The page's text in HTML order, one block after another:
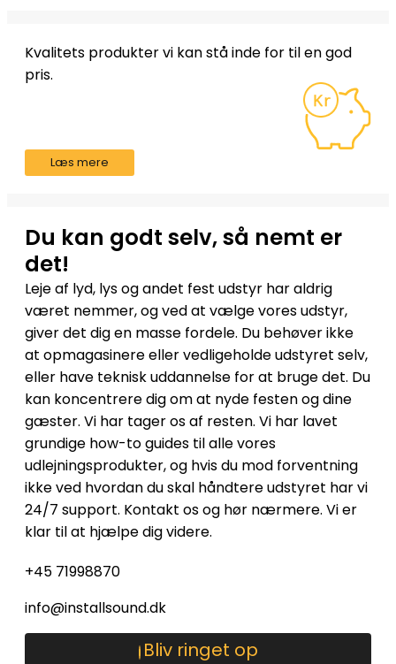
Kvalitets produkter vi kan stå inde for til en god
pris.
Læs mere
Du kan godt selv, så nemt er
det!
Leje af lyd, lys og andet fest udstyr har aldrig
været nemmer, og ved at vælge vores udstyr,
giver det dig en masse fordele. Du behøver ikke
at opmagasinere eller vedligeholde udstyret selv,
eller have teknisk uddannelse for at bruge det. Du
kan koncentrere dig om at nyde festen og dine
gæster. Vi har tager os af resten. Vi har lavet
grundige how-to guides til alle vores
udlejningsprodukter, og hvis du mod forventning
ikke ved hvordan du skal håndtere udstyret har vi
24/7 support. Kontakt os og hør nærmere. Vi er
klar til at hjælpe dig videre.
+45 71998870
info@installsound.dk
Bliv ringet op